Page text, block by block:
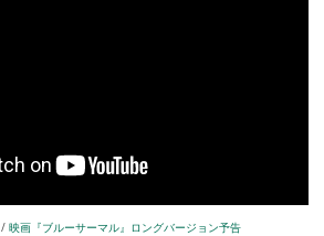
/映画『ブルーサーマル』ロングバージョン予告